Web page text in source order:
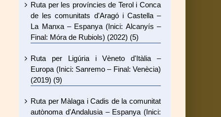
Ruta per les províncies de Terol i Conca
de les comunitats d'Aragó i Castella –
La Manxa – Espanya (Inici: Alcanyís –
Final: Móra de Rubiols) (2022) (5)
Ruta per Ligúria i Vèneto d'Itàlia –
Europa (Inici: Sanremo – Final: Venècia)
(2019) (9)
Ruta per Màlaga i Cadis de la comunitat
autònoma d'Andalusia – Espanya (Inici: